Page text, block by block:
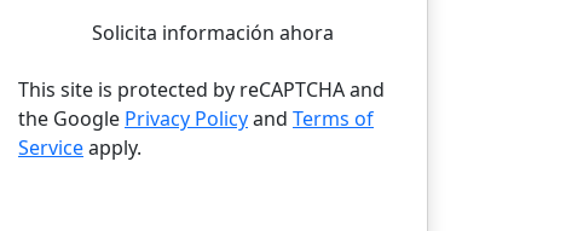
Solicita información ahora
This site is protected by reCAPTCHA and
the Google Privacy Policyand Terms of
Serviceapply.